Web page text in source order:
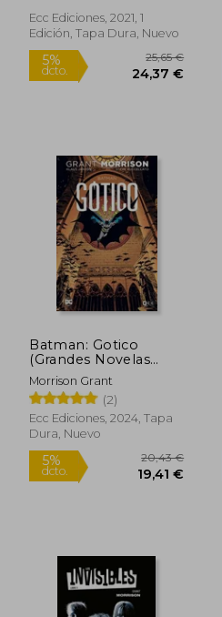
Morrison))
Ecc Ediciones, 2021, 1
Edición, Tapa Dura, Nuevo
5%
Batman: Gotico
(Grandes Novelas
Graficas de Batman)
Morrison Grant
(2)
Ecc Ediciones, 2024, Tapa
Dura, Nuevo